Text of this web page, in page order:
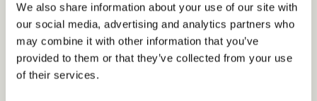
We also share information about your use of our site with
our social media, advertising and analytics partners who
may combine it with other information that you’ve
provided to them or that they’ve collected from your use
of their services.